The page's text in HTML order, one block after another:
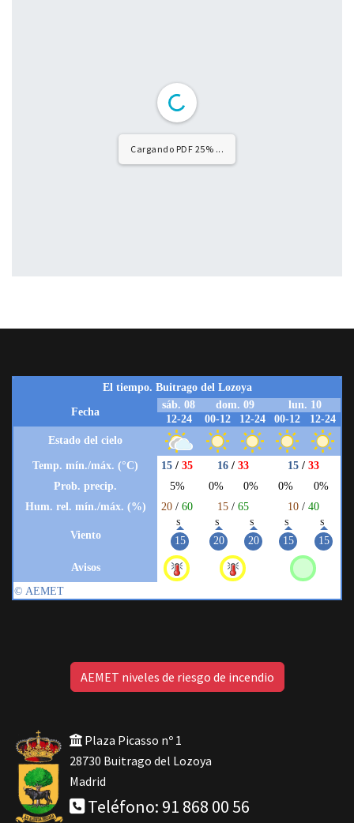
Cargando PDF 25% ...
AEMET niveles de riesgo de incendio
Plaza Picasso nº 1
28730 Buitrago del Lozoya
Madrid
Teléfono: 91 868 00 56